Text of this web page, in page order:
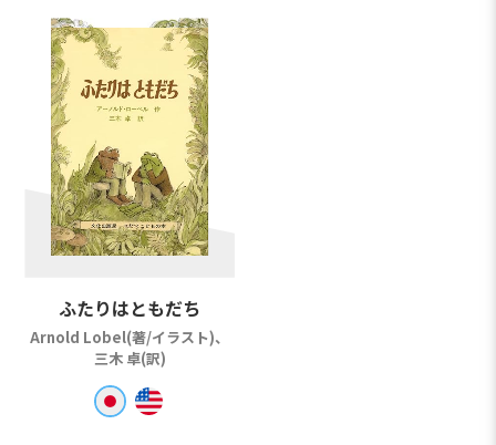
ふたりはともだち
Arnold Lobel(著/イラスト)、
三木 卓(訳)